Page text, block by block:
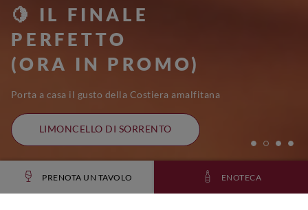
🍋 IL FINALE
PERFETTO
(ORA IN PROMO)
Porta a casa il gusto della Costiera amalfitana
LIMONCELLO DI SORRENTO
PRENOTA UN TAVOLO ENOTECA